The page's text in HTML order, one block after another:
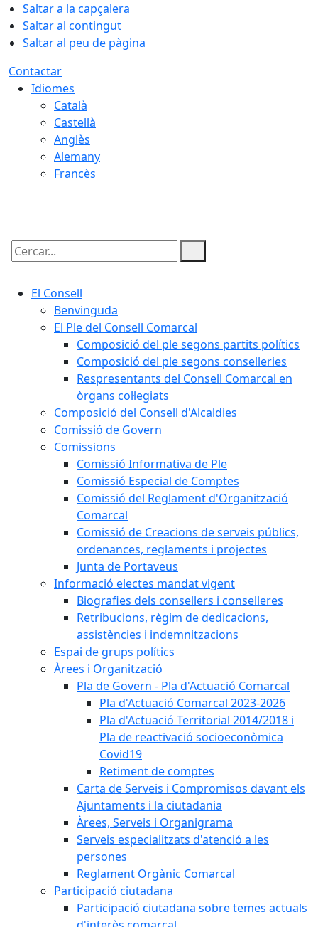
Saltar a la capçalera
Saltar al contingut
Saltar al peu de pàgina
Contactar
Idiomes
Català
Castellà
Anglès
Alemany
Francès
Cercar:
El Consell
Benvinguda
El Ple del Consell Comarcal
Composició del ple segons partits polítics
Composició del ple segons conselleries
Respresentants del Consell Comarcal en
òrgans col·legiats
Composició del Consell d'Alcaldies
Comissió de Govern
Comissions
Comissió Informativa de Ple
Comissió Especial de Comptes
Comissió del Reglament d'Organització
Comarcal
Comissió de Creacions de serveis públics,
ordenances, reglaments i projectes
Junta de Portaveus
Informació electes mandat vigent
Biografies dels consellers i conselleres
Retribucions, règim de dedicacions,
assistències i indemnitzacions
Espai de grups polítics
Àrees i Organització
Pla de Govern - Pla d'Actuació Comarcal
Pla d'Actuació Comarcal 2023-2026
Pla d'Actuació Territorial 2014/2018 i
Pla de reactivació socioeconòmica
Covid19
Retiment de comptes
Carta de Serveis i Compromisos davant els
Ajuntaments i la ciutadania
Àrees, Serveis i Organigrama
Serveis especialitzats d'atenció a les
persones
Reglament Orgànic Comarcal
Participació ciutadana
Participació ciutadana sobre temes actuals